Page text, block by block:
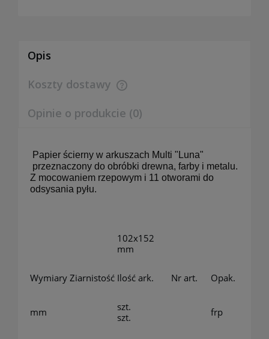
Opis
Koszty dostawy
Cena nie zawiera ewentualnych kosztów płatności
Opinie o produkcie (0)
Papier ścierny w arkuszach Multi "Luna"
przeznaczony do obróbki drewna, farby i metalu.
Z mocowaniem rzepowym i 11 otworami do
odsysania pyłu.
102x152
mm
Wymiary Ziarnistość Ilość ark. Nr art. Opak.
mm
szt.
szt.
frp